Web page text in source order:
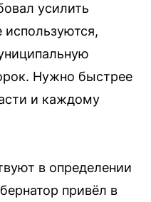
усилить
используются,
Нужно быстрее
и каждому
в определении
привёл в